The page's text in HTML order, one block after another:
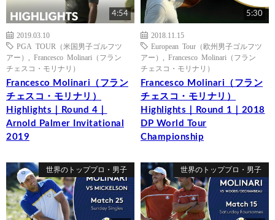
4:54
2019.03.10
PGA TOUR（米国男子ゴルフツ
アー）
Francesco Molinari（フラン
チェスコ・モリナリ）
Francesco Molinari（フラン
チェスコ・モリナリ）
Highlights｜Round 4｜
Arnold Palmer Invitational
2019
5:30
2018.11.15
European Tour（欧州男子ゴルフツ
アー）
Francesco Molinari（フラン
チェスコ・モリナリ）
Francesco Molinari（フラン
チェスコ・モリナリ）
Highlights｜Round 1｜2018
DP World Tour
Championship
世界のトッププロ・男子 世界のトッププロ・男子